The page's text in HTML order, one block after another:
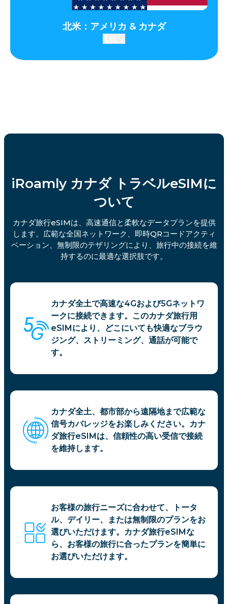
北米：アメリカ & カナダ
iRoamly カナダ トラベルeSIMに
ついて
カナダ旅行eSIMは、高速通信と柔軟なデータプランを提供
します。広範な全国ネットワーク、即時QRコードアクティ
ベーション、無制限のテザリングにより、旅行中の接続を維
持するのに最適な選択肢です。
カナダ全土で高速な4Gおよび5Gネットワ
ークに接続できます。このカナダ旅行用
eSIMにより、どこにいても快適なブラウ
ジング、ストリーミング、通話が可能で
す。
カナダ全土、都市部から遠隔地まで広範な
信号カバレッジをお楽しみください。カナ
ダ旅行eSIMは、信頼性の高い受信で接続
を維持します。
お客様の旅行ニーズに合わせて、トータ
ル、デイリー、または無制限のプランをお
選びいただけます。カナダ旅行eSIMな
ら、お客様の旅行に合ったプランを簡単に
お選びいただけます。